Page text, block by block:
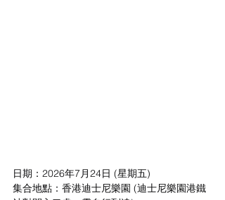
日期：2026年7月24日 (星期五)
集合地點：香港迪士尼樂園 (迪士尼樂園港鐵